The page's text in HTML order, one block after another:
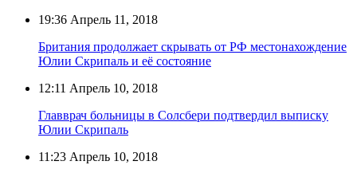
19:36 Апрель 11, 2018
Британия продолжает скрывать от РФ местонахождение
Юлии Скрипаль и её состояние
12:11 Апрель 10, 2018
Главврач больницы в Солсбери подтвердил выписку
Юлии Скрипаль
11:23 Апрель 10, 2018